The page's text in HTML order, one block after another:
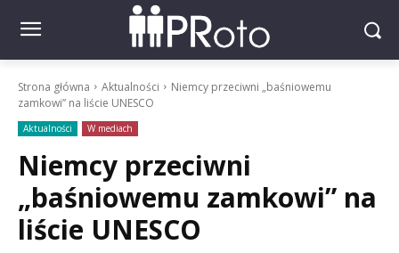
Strona główna Aktualności
Niemcy przeciwni „baśniowemu
zamkowi” na liście UNESCO
Aktualności W mediach
Niemcy przeciwni
„baśniowemu zamkowi” na
liście UNESCO